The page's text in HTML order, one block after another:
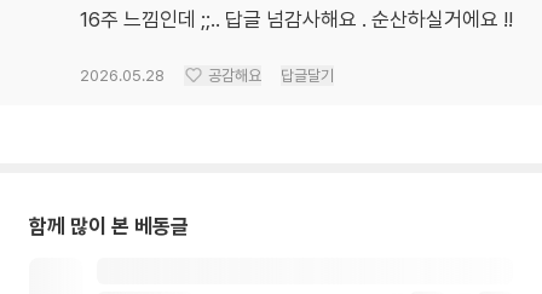
16주 느낌인데 ;;.. 답글 넘감사해요 . 순산하실거에요 !!
2026.05.28 공감해요 답글달기
함께 많이 본 베동글